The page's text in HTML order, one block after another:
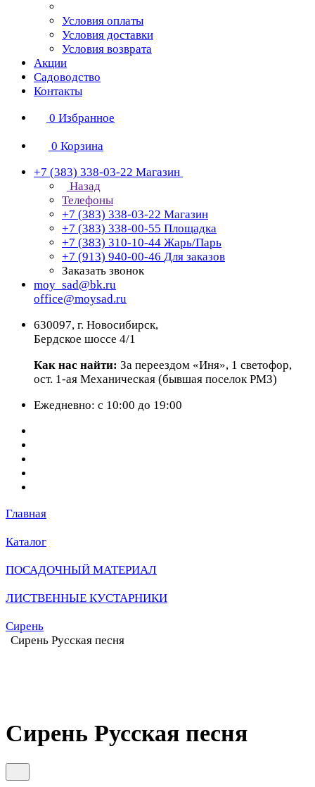
Условия оплаты
Условия доставки
Условия возврата
Акции
Садоводство
Контакты
0 Избранное
0 Корзина
+7 (383) 338-03-22 Магазин
Назад
Телефоны
+7 (383) 338-03-22 Магазин
+7 (383) 338-00-55 Площадка
+7 (383) 310-10-44 Жарь/Парь
+7 (913) 940-00-46 Для заказов
Заказать звонок
moy_sad@bk.ru
office@moysad.ru
630097, г. Новосибирск,
Бердское шоссе 4/1
Как нас найти: За переездом «Иня», 1 светофор,
ост. 1-ая Механическая (бывшая поселок РМЗ)
Ежедневно: с 10:00 до 19:00
Главная
Каталог
ПОСАДОЧНЫЙ МАТЕРИАЛ
ЛИСТВЕННЫЕ КУСТАРНИКИ
Сирень
Сирень Русская песня
Сирень Русская песня